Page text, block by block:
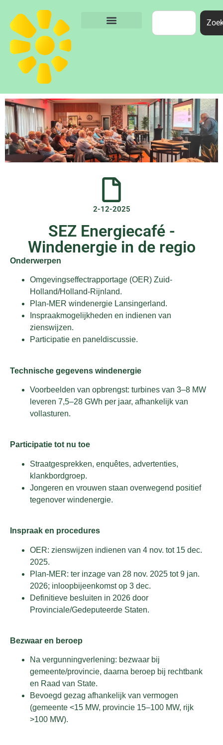
2-12-2025
SEZ Energiecafé -
Windenergie in de regio
Onderwerpen
Omgevingseffectrapportage (OER) Zuid-
Holland/Holland-Rijnland.
Plan-MER windenergie Lansingerland.
Inspraakmogelijkheden en indienen van
zienswijzen.
Participatie en paneldiscussie.
Technische gegevens windenergie
Voorbeelden van opbrengst: turbines van 3–8 MW
leveren 7,5–28 GWh per jaar, afhankelijk van
vollasturen.
Participatie tot nu toe
Straatgesprekken, enquêtes, advertenties,
klankbordgroep.
Jongeren en vrouwen staan overwegend positief
tegenover windenergie.
Inspraak en procedures
OER: zienswijzen indienen van 4 nov. tot 15 dec.
2025.
Plan-MER: ter inzage van 28 nov. 2025 tot 9 jan.
2026; inloopbijeenkomst op 3 dec.
Definitieve besluiten in 2026 door
Provinciale/Gedeputeerde Staten.
Bezwaar en beroep
Na vergunningverlening: bezwaar bij
gemeente/provincie, daarna beroep bij rechtbank
en Raad van State.
Bevoegd gezag afhankelijk van vermogen
(gemeente <15 MW, provincie 15–100 MW, rijk
>100 MW).